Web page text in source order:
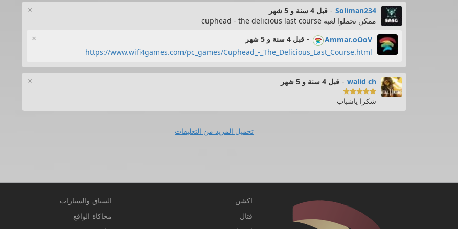
× Soliman234
- قبل 4 سنة و 5 شهر
ممكن تحملوا لعبة cuphead - the delicious last course
× Ammar.oOoV
- قبل 4 سنة و 5 شهر
https://www.wifi4games.com/pc_games/Cuphead_-_The_Delicious_Last_Course.html
× walid ch
- قبل 4 سنة و 5 شهر

شكرا ياشباب
تحميل المزيد من التعليقات
اكشن
قتال
السباق والسيارات
محاكاة الواقع